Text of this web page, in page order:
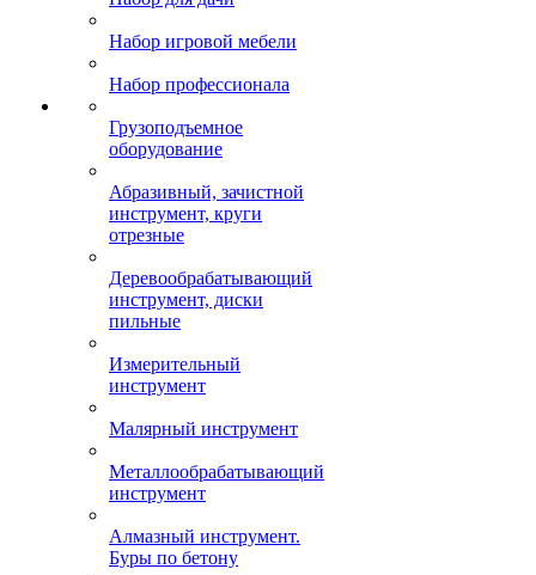
Набор игровой мебели
Набор профессионала
Грузоподъемное
оборудование
Абразивный, зачистной
инструмент, круги
отрезные
Деревообрабатывающий
инструмент, диски
пильные
Измерительный
инструмент
Малярный инструмент
Металлообрабатывающий
инструмент
Алмазный инструмент.
Буры по бетону